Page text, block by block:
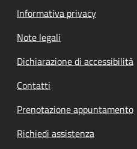
Informativa privacy
Note legali
Dichiarazione di accessibilità
Contatti
Prenotazione appuntamento
Richiedi assistenza